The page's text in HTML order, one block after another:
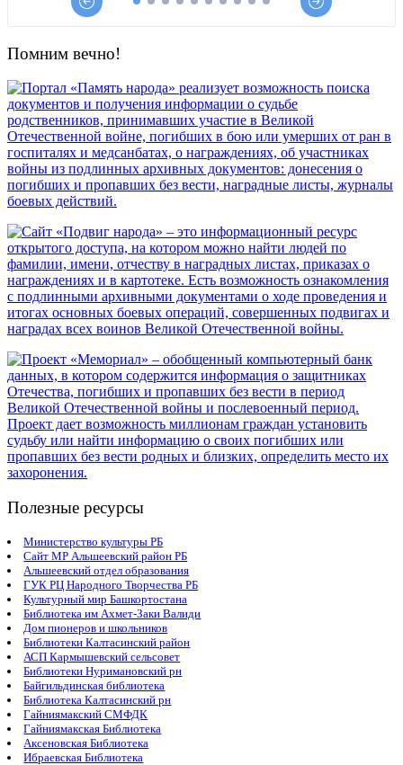
Помним вечно!
Полезные ресурсы
Министерство культуры РБ
Сайт МР Альшеевский район РБ
Альшеевский отдел образования
ГУК РЦ Народного Творчества РБ
Культурный мир Башкортостана
Библиотека им Ахмет-Заки Валиди
Дом пионеров и школьников
Библиотеки Калтасинский район
АСП Кармышевский сельсовет
Библиотеки Нуримановский рн
Байгильдинская библиотека
Библиотека Калтасинский рн
Гайниямакский СМФДК
Гайниямакская Библиотека
Аксеновская Библиотека
Ибраевская Библиотека